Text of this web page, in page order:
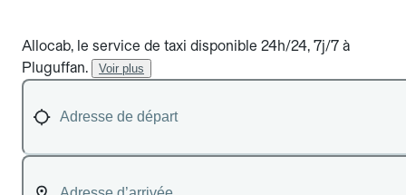
Allocab, le service de taxi disponible 24h/24, 7j/7 à
Pluguffan.
Voir plus